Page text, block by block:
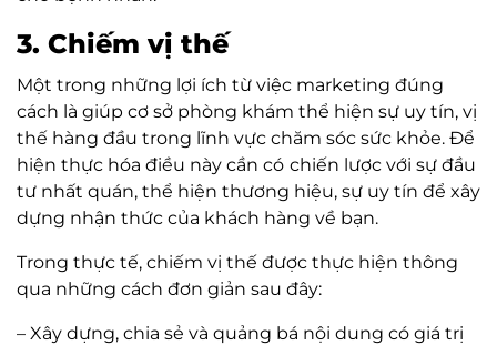
3. Chiếm vị thế
Một trong những lợi ích từ việc marketing đúng
cách là giúp cơ sở phòng khám thể hiện sự uy tín, vị
thế hàng đầu trong lĩnh vực chăm sóc sức khỏe. Để
hiện thực hóa điều này cần có chiến lược với sự đầu
tư nhất quán, thể hiện thương hiệu, sự uy tín để xây
dựng nhận thức của khách hàng về bạn.
Trong thực tế, chiếm vị thế được thực hiện thông
qua những cách đơn giản sau đây:
– Xây dựng, chia sẻ và quảng bá nội dung có giá trị